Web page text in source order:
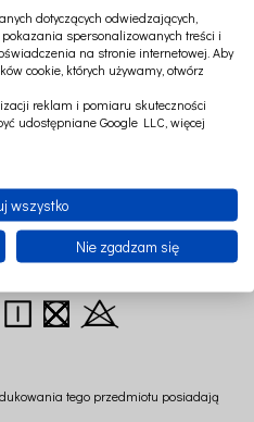
króla.
dekoracją pokoju dziecięcego.
bez. Do wyboru kolor dodatków: srebrny
złoty.
40 x 8 cm
tego przedmiotu posiadają
dotyczących odwiedzających,
spersonalizowanych treści i
na stronie internetowej. Aby
cookie, których używamy, otwórz
reklam i pomiaru skuteczności
udostępniane Google LLC, więcej
wszystko
Nie zgadzam się